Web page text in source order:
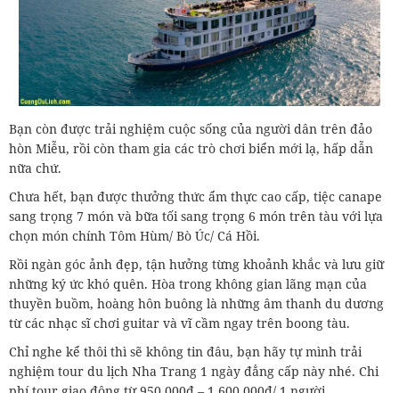
Bạn còn được trải nghiệm cuộc sống của người dân trên đảo
hòn Miễu, rồi còn tham gia các trò chơi biển mới lạ, hấp dẫn
nữa chứ.
Chưa hết, bạn được thưởng thức ẩm thực cao cấp, tiệc canape
sang trọng 7 món và bữa tối sang trọng 6 món trên tàu với lựa
chọn món chính Tôm Hùm/ Bò Úc/ Cá Hồi.
Rồi ngàn góc ảnh đẹp, tận hưởng từng khoảnh khắc và lưu giữ
những ký ức khó quên. Hòa trong không gian lãng mạn của
thuyền buồm, hoàng hôn buông là những âm thanh du dương
từ các nhạc sĩ chơi guitar và vĩ cầm ngay trên boong tàu.
Chỉ nghe kể thôi thì sẽ không tin đâu, bạn hãy tự mình trải
nghiệm tour du lịch Nha Trang 1 ngày đẳng cấp này nhé. Chi